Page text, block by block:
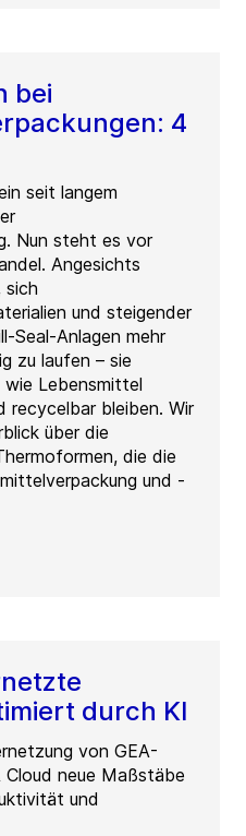
bei
4
seit langem
Nun steht es vor
Angesichts
sich
und steigender
Seal-Anlagen mehr
zu laufen – sie
wie Lebensmittel
recycelbar bleiben. Wir
über die
die die
und -
durch KI
von GEA-
neue Maßstäbe
und